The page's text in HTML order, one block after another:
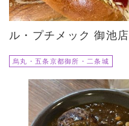
ル・プチメック 御池店
烏丸・五条京都御所・二条城